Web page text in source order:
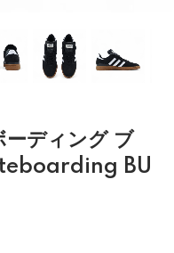
ーディング ブ
BU